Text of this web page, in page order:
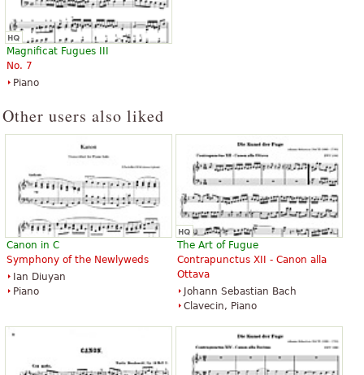
3,44 €
Classical Guitar, Acoustic Guitar,
Guitar Tablature, Guitar Solo
Pachabel's Canon in D and
Gathered in the Love of Christ
13,06 €
Flute, Cello, Piano, Oboe, Organ
GIA Publications
Canon in D
1,96 €
Choir
Shawnee Press
Canon in D
Canon In D - Easy Piano
Magnificat Fugues III
No. 7
Piano
Other users also liked
Canon in C
Symphony of the Newlyweds
Ian Diuyan
Piano
The Art of Fugue
Contrapunctus XII - Canon alla
Ottava
Johann Sebastian Bach
Clavecin, Piano